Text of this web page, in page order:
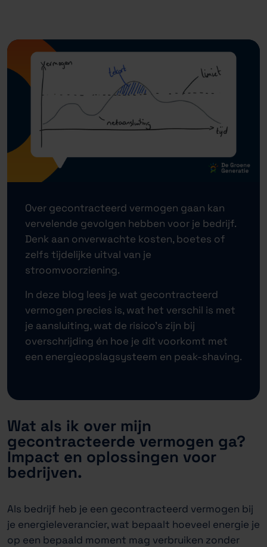
Over gecontracteerd vermogen gaan kan
vervelende gevolgen hebben voor je bedrijf.
Denk aan onverwachte kosten, boetes of
zelfs tijdelijke uitval van je
stroomvoorziening.
In deze blog lees je wat gecontracteerd
vermogen precies is, wat het verschil is met
je aansluiting, wat de risico’s zijn bij
overschrijding én hoe je dit voorkomt met
een energieopslagsysteem en peak-shaving.
Wat als ik over mijn
gecontracteerde vermogen ga?
Impact en oplossingen voor
bedrijven.
Als bedrijf heb je een gecontracteerd vermogen bij
je energieleverancier, wat bepaalt hoeveel energie je
op een bepaald moment mag verbruiken zonder